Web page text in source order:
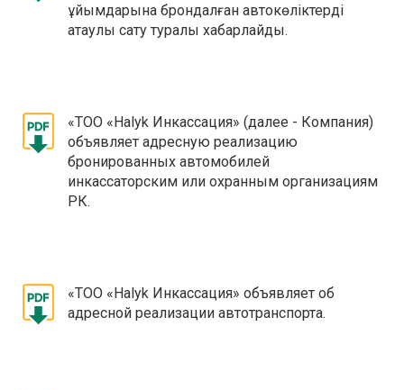
ұйымдарына брондалған автокөліктерді
атаулы сату туралы хабарлайды.
«ТОО «Halyk Инкассация» (далее - Компания)
объявляет адресную реализацию
бронированных автомобилей
инкассаторским или охранным организациям
РК.
«ТОО «Halyk Инкассация» объявляет об
адресной реализации автотранспорта.